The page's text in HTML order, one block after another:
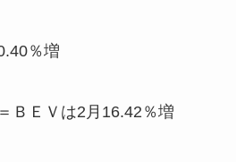
％増
ＢＥＶは2月16.42％増